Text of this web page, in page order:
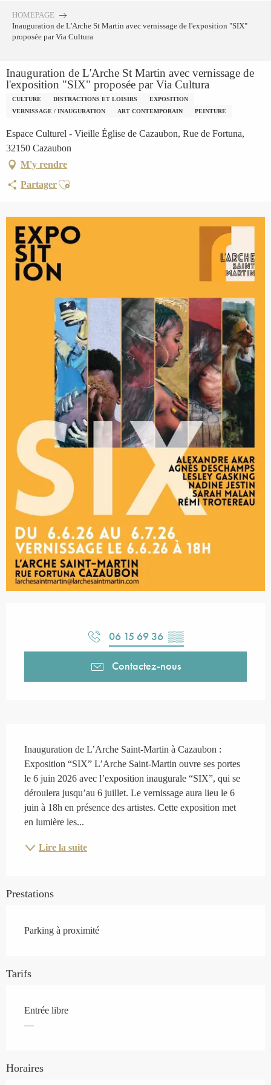
contenu
HOMEPAGE
Inauguration de L'Arche St Martin avec vernissage de l'exposition "SIX"
proposée par Via Cultura
Inauguration de L'Arche St Martin avec vernissage de
l'exposition "SIX" proposée par Via Cultura
CULTURE DISTRACTIONS ET LOISIRS
EXPOSITION
VERNISSAGE / INAUGURATION
ART CONTEMPORAIN PEINTURE
Espace Culturel - Vieille Église de Cazaubon, Rue de Fortuna,
32150 Cazaubon
M'y rendre
PartagerAjouter aux favoris
06 15 69 36 ▒▒
Contactez-nous
Inauguration de L’Arche Saint-Martin à Cazaubon :
Exposition “SIX” L’Arche Saint-Martin ouvre ses portes
le 6 juin 2026 avec l’exposition inaugurale “SIX”, qui se
déroulera jusqu’au 6 juillet. Le vernissage aura lieu le 6
juin à 18h en présence des artistes. Cette exposition met
en lumière les...
Lire la suite
Prestations
Parking à proximité
Tarifs
Entrée libre
—
Horaires